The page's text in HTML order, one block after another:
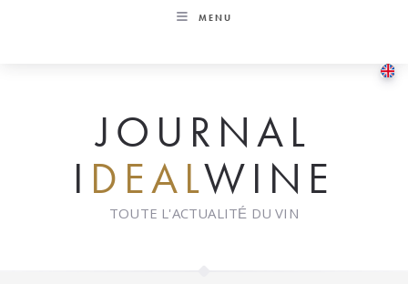
MENU
JOURNAL
I DEALWINE
TOUTE L'ACTUALITÉ DU VIN